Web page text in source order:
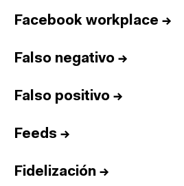
Facebook workplace →
Falso negativo →
Falso positivo →
Feeds →
Fidelización →